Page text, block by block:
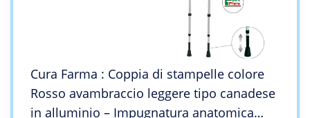
Cura Farma : Coppia di stampelle colore
Rosso avambraccio leggere tipo canadese
in alluminio – Impugnatura anatomica